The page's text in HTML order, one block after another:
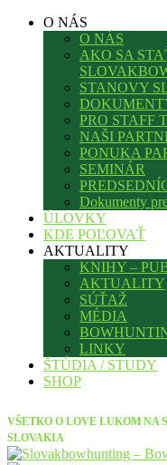
O NÁS
O NÁS
AKO SA
STANOVY
PRO STAFF
NAŠI
PONUKA
SEMINÁR
Dokumenty
ÚLOVKY
KDE POĽOVAŤ
AKTUALITY
KNIHY –
AKTUALITY
SÚŤAŽ
MÉDIA
LINKY
ŠTÚDIA / STUDY
SHOP
VŠETKO O LOVE LUKOM NA
SLOVAKIA